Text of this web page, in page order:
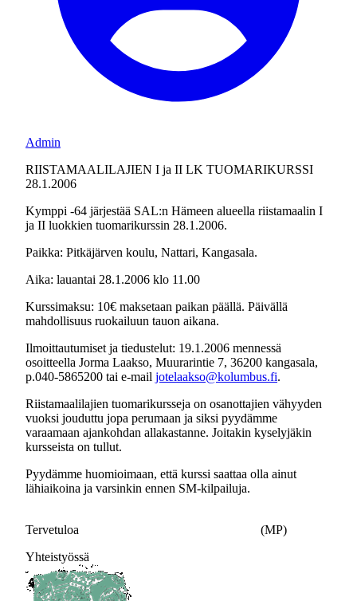
Admin
RIISTAMAALILAJIEN I ja II LK TUOMARIKURSSI
28.1.2006
Kymppi -64 järjestää SAL:n Hämeen alueella riistamaalin I
ja II luokkien tuomarikurssin 28.1.2006.
Paikka: Pitkäjärven koulu, Nattari, Kangasala.
Aika: lauantai 28.1.2006 klo 11.00
Kurssimaksu: 10€ maksetaan paikan päällä. Päivällä
mahdollisuus ruokailuun tauon aikana.
Ilmoittautumiset ja tiedustelut: 19.1.2006 mennessä
osoitteella Jorma Laakso, Muurarintie 7, 36200 kangasala,
p.040-5865200 tai e-mail jotelaakso@kolumbus.fi.
Riistamaalilajien tuomarikursseja on osanottajien vähyyden
vuoksi jouduttu jopa perumaan ja siksi pyydämme
varaamaan ajankohdan allakastanne. Joitakin kyselyjäkin
kursseista on tullut.
Pyydämme huomioimaan, että kurssi saattaa olla ainut
lähiaikoina ja varsinkin ennen SM-kilpailuja.
Tervetuloa (MP)
Yhteistyössä